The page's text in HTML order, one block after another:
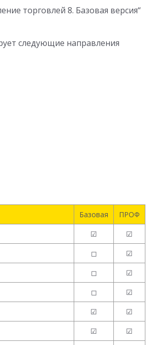
торговлей 8. Базовая версия“
следующие направления
Базовая
ПРОФ
☑
☑
◻
☑
◻
☑
◻
☑
☑
☑
☑
☑